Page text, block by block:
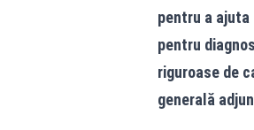
pentru a
pentru
riguroase de
generală